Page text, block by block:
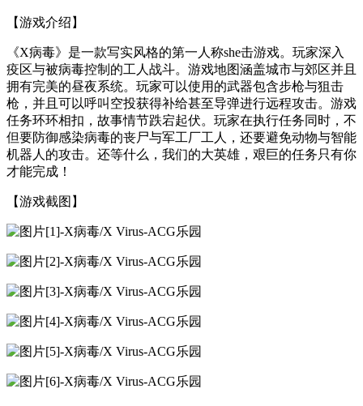
【游戏介绍】
《X病毒》是一款写实风格的第一人称she击游戏。玩家深入
疫区与被病毒控制的工人战斗。游戏地图涵盖城市与郊区并且
拥有完美的昼夜系统。玩家可以使用的武器包含步枪与狙击
枪，并且可以呼叫空投获得补给甚至导弹进行远程攻击。游戏
任务环环相扣，故事情节跌宕起伏。玩家在执行任务同时，不
但要防御感染病毒的丧尸与军工厂工人，还要避免动物与智能
机器人的攻击。还等什么，我们的大英雄，艰巨的任务只有你
才能完成！
【游戏截图】